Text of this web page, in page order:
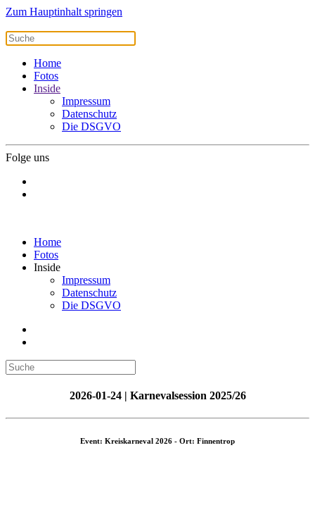
Zum Hauptinhalt springen
Home
Fotos
Inside
Impressum
Datenschutz
Die DSGVO
Folge uns
Home
Fotos
Inside
Impressum
Datenschutz
Die DSGVO
2026-01-24 | Karnevalsession 2025/26
Event: Kreiskarneval 2026 - Ort: Finnentrop